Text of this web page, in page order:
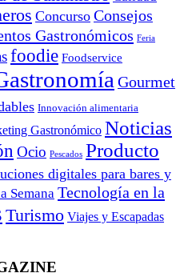
Concurso Consejos
Gastronómicos Feria
foodie Foodservice
Gourmet
Innovación alimentaria
Gastronómico Noticias
Ocio Pescados Producto
digitales para bares y
Semana Tecnología en la
Turismo Viajes y Escapadas